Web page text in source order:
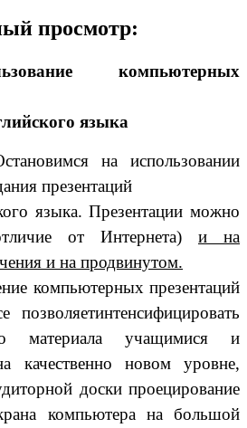
просмотр:
компьютерных
языка
на использовании
презентаций
языка. Презентации можно
от Интернета) и на
и на продвинутом.
компьютерных презентаций
материала учащимися и
качественно новом уровне,
доски проецирование
компьютера на большой